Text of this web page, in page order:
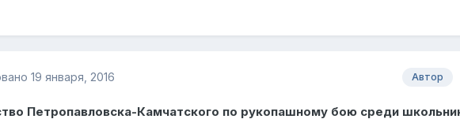
Автор
19 января, 2016
Петропавловска-Камчатского по рукопашному бою среди